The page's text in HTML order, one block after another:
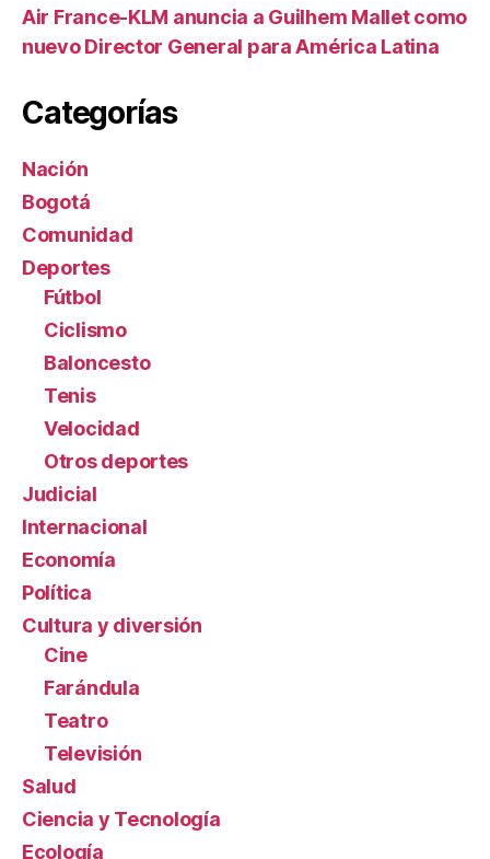
Air France-KLM anuncia a Guilhem Mallet como
nuevo Director General para América Latina
Categorías
Nación
Bogotá
Comunidad
Deportes
Fútbol
Ciclismo
Baloncesto
Tenis
Velocidad
Otros deportes
Judicial
Internacional
Economía
Política
Cultura y diversión
Cine
Farándula
Teatro
Televisión
Salud
Ciencia y Tecnología
Ecología